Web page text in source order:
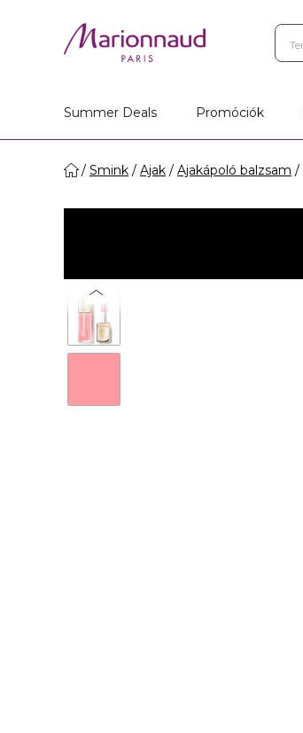
Summer Deals Promóciók
Smink Ajak Ajakápoló balzsam